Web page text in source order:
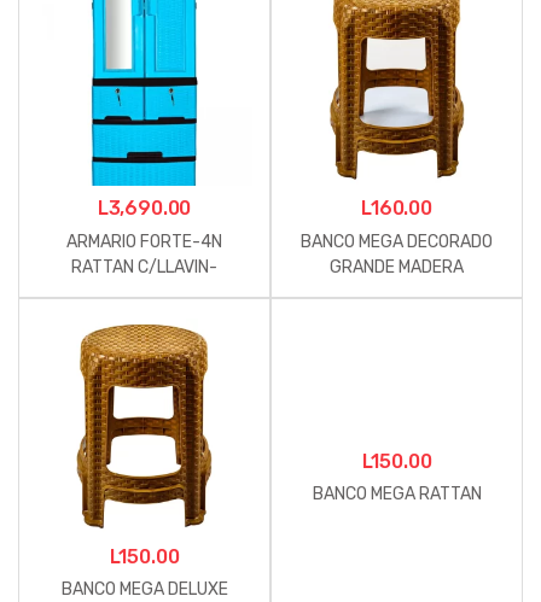
L3,690.00
ARMARIO FORTE-4N
RATTAN C/LLAVIN-
COMBINADO
L160.00
BANCO MEGA DECORADO
GRANDE MADERA
L150.00
BANCO MEGA DELUXE
L150.00
BANCO MEGA RATTAN